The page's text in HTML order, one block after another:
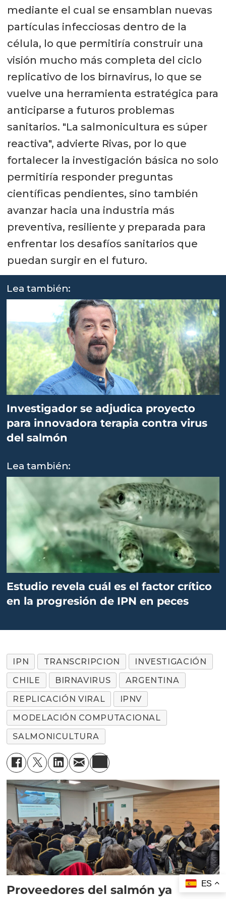
mediante el cual se ensamblan nuevas
partículas infecciosas dentro de la
célula, lo que permitiría construir una
visión mucho más completa del ciclo
replicativo de los birnavirus, lo que se
vuelve una herramienta estratégica para
anticiparse a futuros problemas
sanitarios. "La salmonicultura es súper
reactiva", advierte Rivas, por lo que
fortalecer la investigación básica no solo
permitiría responder preguntas
científicas pendientes, sino también
avanzar hacia una industria más
preventiva, resiliente y preparada para
enfrentar los desafíos sanitarios que
puedan surgir en el futuro.
Lea también:
Investigador se adjudica proyecto
para innovadora terapia contra virus
del salmón
Lea también:
Estudio revela cuál es el factor crítico
en la progresión de IPN en peces
IPN TRANSCRIPCION
INVESTIGACIÓN
CHILE
BIRNAVIRUS
ARGENTINA
REPLICACIÓN VIRAL
IPNV
MODELACIÓN COMPUTACIONAL
SALMONICULTURA
Proveedores del salmón ya
ES